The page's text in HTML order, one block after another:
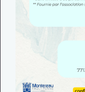
CONTACT